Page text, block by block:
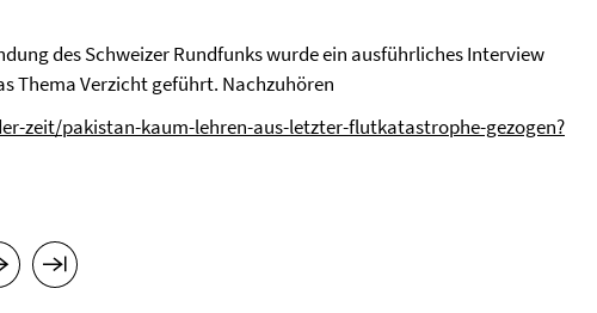
des Schweizer Rundfunks wurde ein ausführliches Interview
Thema Verzicht geführt. Nachzuhören
zeit/pakistan-kaum-lehren-aus-letzter-flutkatastrophe-gezogen?